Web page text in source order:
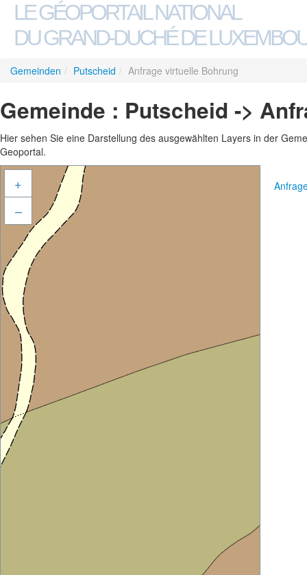
LE GÉOPORTAIL NATIONAL
DU GRAND-DUCHÉ DE
Gemeinden / Putscheid / Anfrage virtuelle Bohrung
Gemeinde : Putscheid ->
Hier sehen Sie eine Darstellung des ausgewählten Layers in der
Geoportal.
+
–